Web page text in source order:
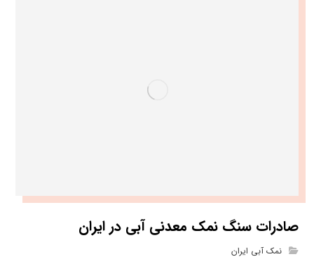
صادرات سنگ نمک معدنی آبی در ایران
نمک آبی ایران